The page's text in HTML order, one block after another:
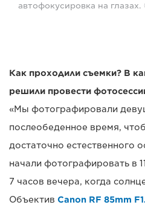
автофокусировка на
Как проходили съемки? В
решили провести
«Мы фотографировали
послеобеденное время,
достаточно естественного
начали фотографировать в
7 часов вечера, когда
Объектив Canon RF 85mm